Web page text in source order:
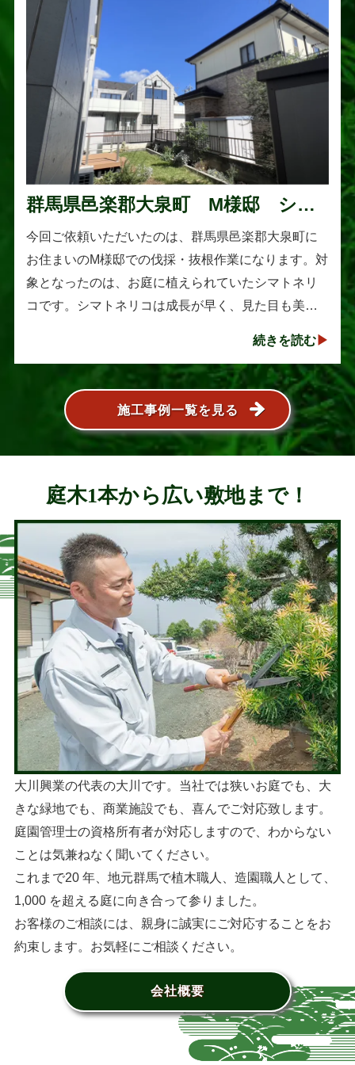
群馬県邑楽郡大泉町 M様邸 シマ
トネリコの伐採と抜根作業
今回ご依頼いただいたのは、群馬県邑楽郡大泉町に
お住まいのM様邸での伐採・抜根作業になります。対
象となったのは、お庭に植えられていたシマトネリ
コです。シマトネリコは成長が早く、見た目も美し
続きを読む
施工事例一覧を見る
庭木1本から広い敷地まで！
大川興業の代表の大川です。当社では狭いお庭でも、大
きな緑地でも、商業施設でも、喜んでご対応致します。
庭園管理士の資格所有者が対応しますので、わからない
ことは気兼ねなく聞いてください。
これまで20 年、地元群馬で植木職人、造園職人として、
1,000 を超える庭に向き合って参りました。
お客様のご相談には、親身に誠実にご対応することをお
約束します。お気軽にご相談ください。
会社概要